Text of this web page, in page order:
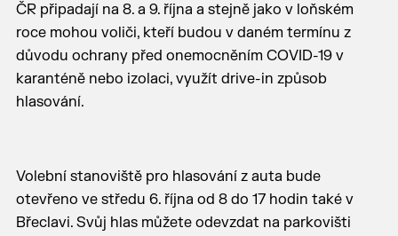
ČR připadají na 8. a 9. října a stejně jako v loňském
roce mohou voliči, kteří budou v daném termínu z
důvodu ochrany před onemocněním COVID-19 v
karanténě nebo izolaci, využít drive-in způsob
hlasování.
Volební stanoviště pro hlasování z auta bude
otevřeno ve středu 6. října od 8 do 17 hodin také v
Břeclavi. Svůj hlas můžete odevzdat na parkovišti